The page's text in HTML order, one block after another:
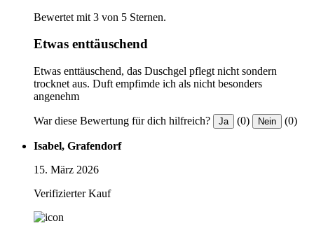
Bewertet mit 3 von 5 Sternen.
Etwas enttäuschend
Etwas enttäuschend, das Duschgel pflegt nicht sondern
trocknet aus. Duft empfimde ich als nicht besonders
angenehm
War diese Bewertung für dich hilfreich? Ja (0) Nein (0)
Isabel, Grafendorf
15. März 2026
Verifizierter Kauf